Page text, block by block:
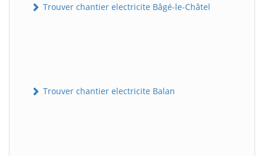
Trouver chantier electricite Bâgé-le-Châtel
Trouver chantier electricite Balan